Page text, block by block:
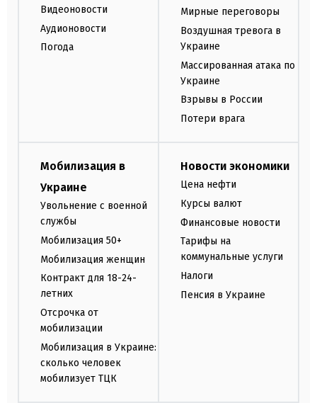
Видеоновости
Аудионовости
Погода
Мирные переговоры
Воздушная тревога в
Украине
Массированная атака по
Украине
Взрывы в России
Потери врага
Мобилизация в
Украине
Увольнение с военной
службы
Мобилизация 50+
Мобилизация женщин
Контракт для 18-24-
летних
Отсрочка от
мобилизации
Мобилизация в Украине:
сколько человек
мобилизует ТЦК
Новости экономики
Цена нефти
Курсы валют
Финансовые новости
Тарифы на
коммунальные услуги
Налоги
Пенсия в Украине